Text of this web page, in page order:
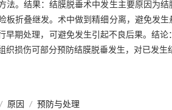
法。结果：结膜脱垂术中发生主要原因为
板折叠继发。术中做到精细分离，避免发
早期处理，可避免发生引起不良后果。结
织损伤可部分预防结膜脱垂发生，对已发生
/ 原因 / 预防与处理